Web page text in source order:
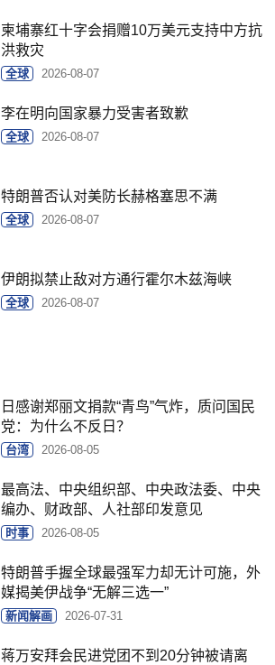
柬埔寨红十字会捐赠10万美元支持中方抗
洪救灾
全球 2026-08-07
李在明向国家暴力受害者致歉
全球 2026-08-07
特朗普否认对美防长赫格塞思不满
全球 2026-08-07
伊朗拟禁止敌对方通行霍尔木兹海峡
全球 2026-08-07
日感谢郑丽文捐款“青鸟”气炸，质问国民
党：为什么不反日？
台湾 2026-08-05
最高法、中央组织部、中央政法委、中央
编办、财政部、人社部印发意见
时事 2026-08-05
特朗普手握全球最强军力却无计可施，外
媒揭美伊战争“无解三选一”
新闻解画 2026-07-31
蒋万安拜会民进党团不到20分钟被请离